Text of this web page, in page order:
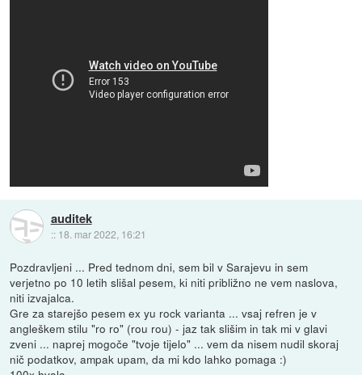
auditek
:: 18. mar 2022, 16:21
Pozdravljeni ... Pred tednom dni, sem bil v Sarajevu in sem
verjetno po 10 letih slišal pesem, ki niti približno ne vem naslova,
niti izvajalca.
Gre za starejšo pesem ex yu rock varianta ... vsaj refren je v
angleškem stilu "ro ro" (rou rou) - jaz tak slišim in tak mi v glavi
zveni ... naprej mogoče "tvoje tijelo" ... vem da nisem nudil skoraj
nič podatkov, ampak upam, da mi kdo lahko pomaga :)